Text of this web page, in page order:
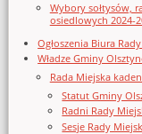
Wybory sołtysów,
osiedlowych 2024-
Ogłoszenia Biura
Władze Gminy
Rada Miejska
Statut Gminy
Radni Rady
Sesje Rady